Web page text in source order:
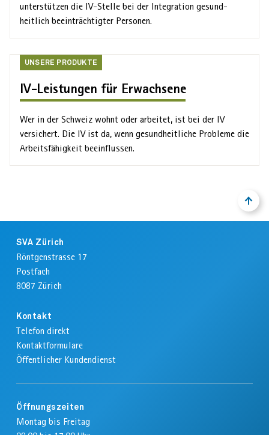
unterstützen die IV-Stelle bei der Integration gesund­
heitlich beeinträchtigter Personen.
UNSERE PRODUKTE
IV-Leistungen für Erwachsene
Unsere
Wer in der Schweiz wohnt oder arbeitet, ist bei der IV
versichert. Die IV ist da, wenn gesundheitliche Probleme die
Arbeits­fähigkeit beeinflussen.
NACH
OBEN
ZUM
SVA Zürich
Röntgenstrasse 17
Postfach
8087 Zürich
Kontakt
Telefon direkt
Kontaktformulare
Öffentlicher Kundendienst
Öffnungszeiten
Montag bis Freitag